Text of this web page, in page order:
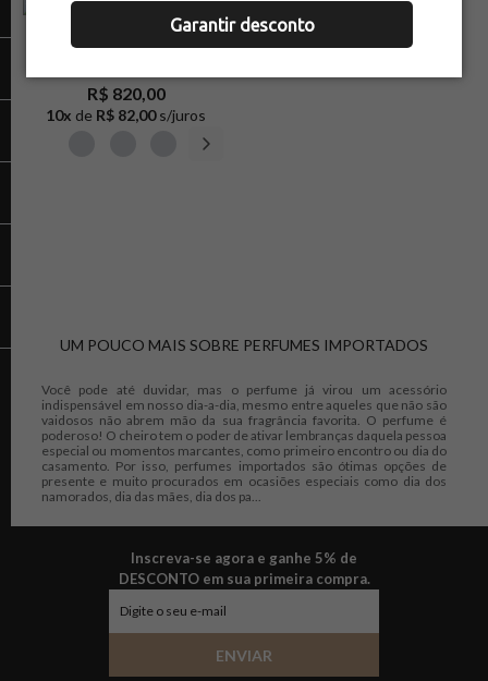
Garantir desconto
R$ 820,00
10x de R$ 82,00 s/juros
UM POUCO MAIS SOBRE PERFUMES IMPORTADOS
Você pode até duvidar, mas o perfume já virou um acessório
indispensável em nosso dia-a-dia, mesmo entre aqueles que não são
vaidosos não abrem mão da sua fragrância favorita. O perfume é
poderoso! O cheiro tem o poder de ativar lembranças daquela pessoa
especial ou momentos marcantes, como primeiro encontro ou dia do
casamento. Por isso, perfumes importados são ótimas opções de
presente e muito procurados em ocasiões especiais como dia dos
namorados, dia das mães, dia dos pa...
Inscreva-se agora e ganhe 5% de
DESCONTO em sua primeira compra.
ENVIAR